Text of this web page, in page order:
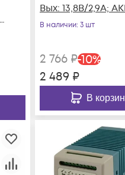
Вых: 13,8В/2,9А;
13,8В/1А; 40Вт,
В наличии: 3 шт
2 766₽-10%
2 489 ₽
В